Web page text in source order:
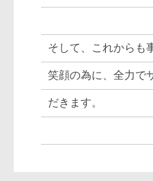
そして、これからも
笑顔の為に、全力で
だきます。